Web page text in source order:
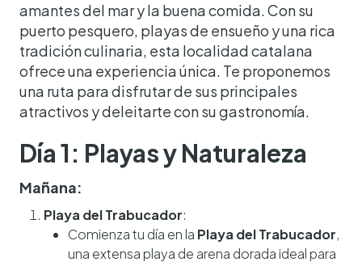
amantes del mar y la buena comida. Con su
puerto pesquero, playas de ensueño y una rica
tradición culinaria, esta localidad catalana
ofrece una experiencia única. Te proponemos
una ruta para disfrutar de sus principales
atractivos y deleitarte con su gastronomía.
Día 1: Playas y Naturaleza
Mañana:
Playa del Trabucador:
Comienza tu día en la Playa del Trabucador,
una extensa playa de arena dorada ideal para